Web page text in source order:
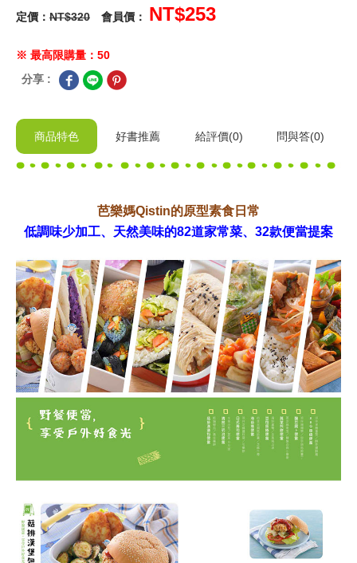
定價： NT$320 會員價： NT$253
※ 最高限購量：50
分享 :
商品特色 好書推薦 給評價(0) 問與答(0)
芭樂媽Qistin的原型素食日常
低調味少加工、天然美味的82道家常菜、32款便當提案